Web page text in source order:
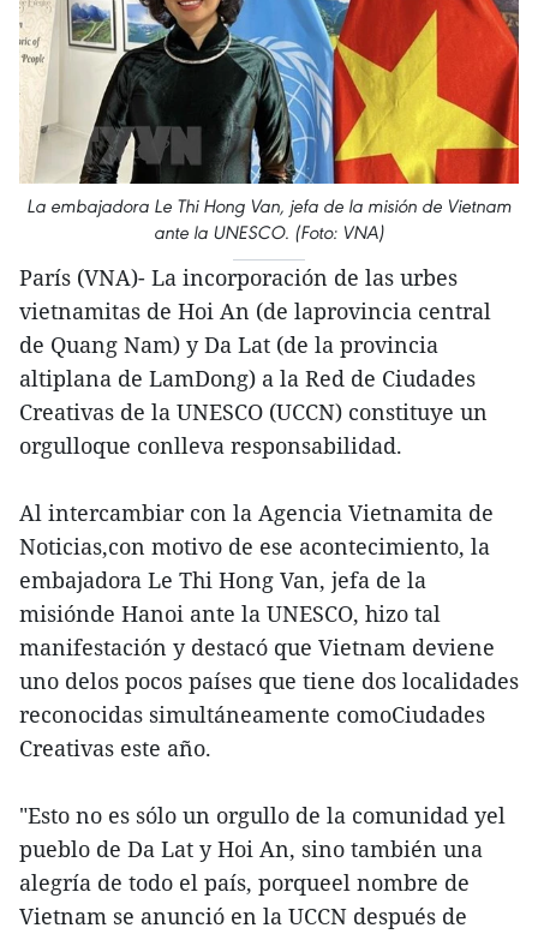
La embajadora Le Thi Hong Van, jefa de la misión de Vietnam
ante la UNESCO. (Foto: VNA)
París (VNA)- La incorporación de las urbes
vietnamitas de Hoi An (de laprovincia central
de Quang Nam) y Da Lat (de la provincia
altiplana de LamDong) a la Red de Ciudades
Creativas de la UNESCO (UCCN) constituye un
orgulloque conlleva responsabilidad.
Al intercambiar con la Agencia Vietnamita de
Noticias,con motivo de ese acontecimiento, la
embajadora Le Thi Hong Van, jefa de la
misiónde Hanoi ante la UNESCO, hizo tal
manifestación y destacó que Vietnam deviene
uno delos pocos países que tiene dos localidades
reconocidas simultáneamente comoCiudades
Creativas este año.
"Esto no es sólo un orgullo de la comunidad yel
pueblo de Da Lat y Hoi An, sino también una
alegría de todo el país, porqueel nombre de
Vietnam se anunció en la UCCN después de